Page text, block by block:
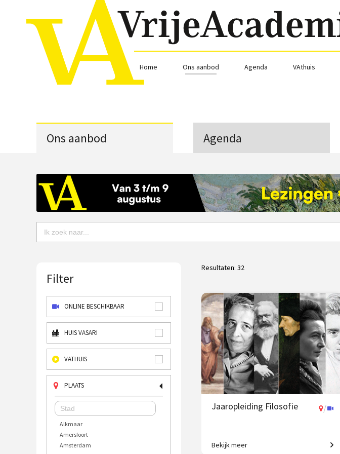
Home Ons aanbod Agenda VAthuis
Ons aanbod Agenda
Filter
ONLINE BESCHIKBAAR
HUIS VASARI
VATHUIS
PLAATS
Alkmaar
Amersfoort
Amsterdam
Resultaten: 32
Jaaropleiding Filosofie /
In één jaar de wereld beter begrijpen!
Bekijk meer